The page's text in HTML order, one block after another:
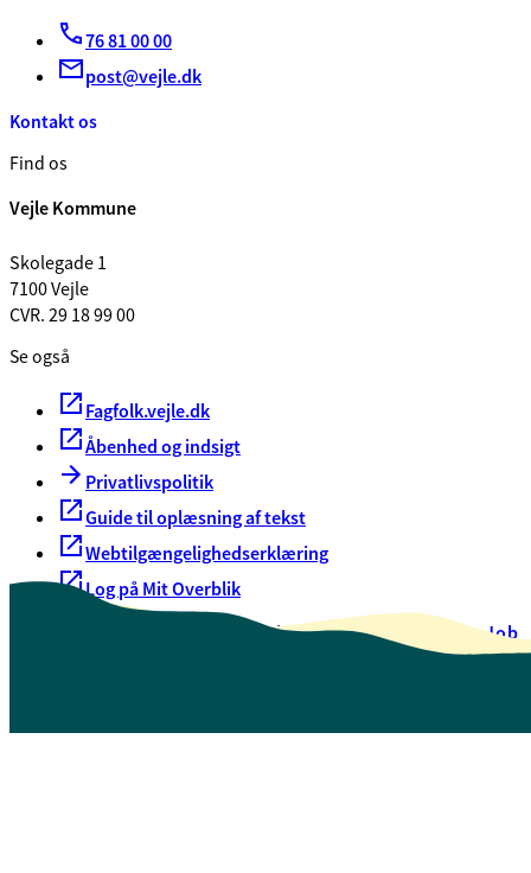
76 81 00 00
post@vejle.dk
Kontakt os
Find os
Vejle Kommune
Skolegade 1
7100 Vejle
CVR. 29 18 99 00
Se også
Fagfolk.vejle.dk
Åbenhed og indsigt
Privatlivspolitik
Guide til oplæsning af tekst
Webtilgængelighedserklæring
Log på Mit Overblik
Oversigt over selvbetjeningJob